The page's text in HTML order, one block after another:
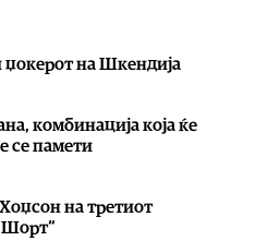
на Шкендија
комбинација која ќе
се памети
на третиот
Шорт“